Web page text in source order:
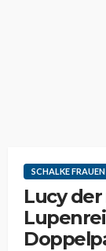
SCHALKE FRAUEN
Lucy